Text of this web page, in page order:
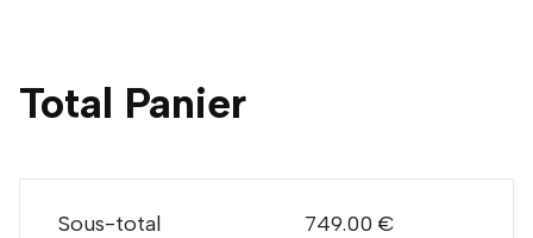
Total Panier
Sous-total 749.00 €